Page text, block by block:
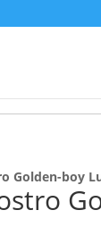
Golden-boy